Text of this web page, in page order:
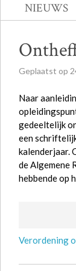
NIEUWS
Geplaatst op
Naar
gedeeltelijk
een
kalenderjaar.
de Algemene
hebbende op
Verordening